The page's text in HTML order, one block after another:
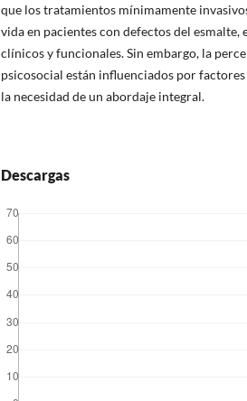
que los tratamientos mínimamente
vida en pacientes con defectos del esmalte,
clínicos y funcionales. Sin embargo, la
psicosocial están influenciados por
la necesidad de un abordaje integral.
Descargas